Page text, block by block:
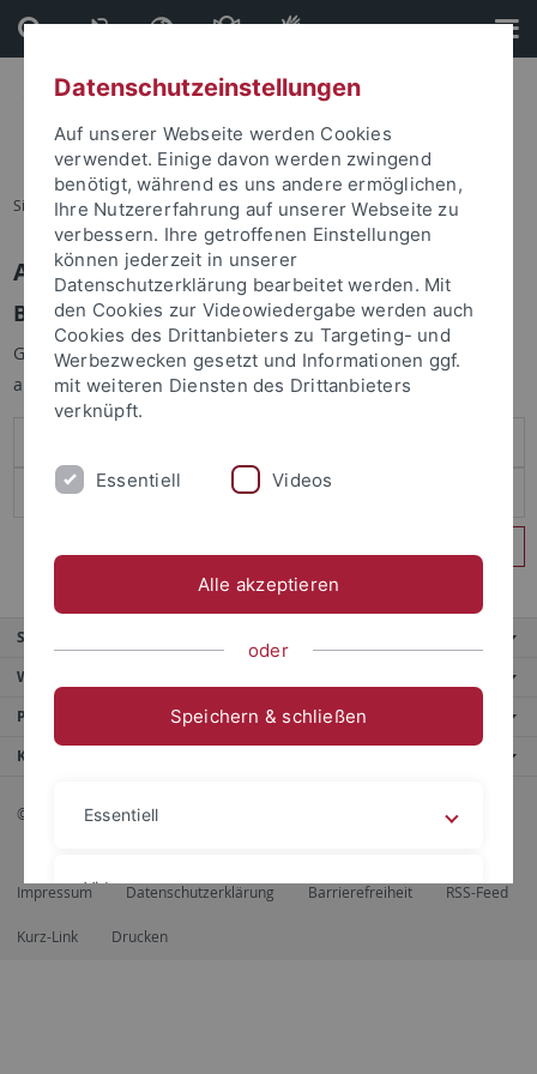
Direkt
zum
Inhalt
Direkt
zur
Fußleiste
Sie sind hier: Startseite
Anmelden
Benutzeranmeldung
Geben Sie Ihren Benutzernamen und Ihr Passwort an um sich
anzumelden:
Service
Weitere Angebote
Portale
Kontaktinfo
© 2026 Eberhard Karls Universität Tübingen, Tübingen
Impressum Datenschutzerklärung Barrierefreiheit RSS-Feed
Kurz-Link Drucken
Datenschutzeinstellungen
Auf unserer Webseite werden Cookies
verwendet. Einige davon werden zwingend
benötigt, während es uns andere ermöglichen,
Ihre Nutzererfahrung auf unserer Webseite zu
verbessern. Ihre getroffenen Einstellungen
können jederzeit in unserer
Datenschutzerklärung bearbeitet werden. Mit
den Cookies zur Videowiedergabe werden auch
Cookies des Drittanbieters zu Targeting- und
Werbezwecken gesetzt und Informationen ggf.
mit weiteren Diensten des Drittanbieters
verknüpft.
Essentiell Videos
Alle akzeptieren
oder
Speichern & schließen
Essentiell
Videos